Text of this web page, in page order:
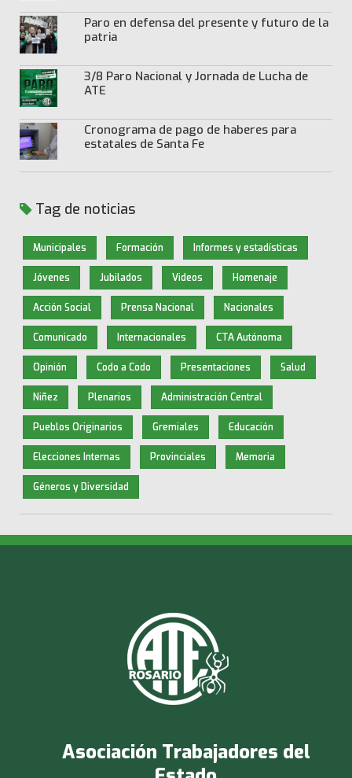
Paro en defensa del presente y futuro de la
patria
3/8 Paro Nacional y Jornada de Lucha de
ATE
Cronograma de pago de haberes para
estatales de Santa Fe
Tag de noticias
Municipales Formación Informes y estadísticas
Jóvenes Jubilados Videos Homenaje
Acción Social Prensa Nacional Nacionales
Comunicado Internacionales CTA Autónoma
Opinión Codo a Codo Presentaciones Salud
Niñez Plenarios Administración Central
Pueblos Originarios Gremiales Educación
Elecciones Internas Provinciales Memoria
Géneros y Diversidad
Asociación Trabajadores del